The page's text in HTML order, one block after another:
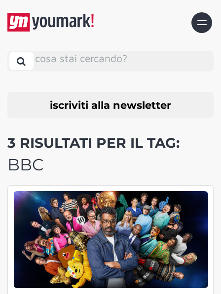
cosa stai cercando?
iscriviti alla newsletter
3 RISULTATI PER IL TAG:
BBC